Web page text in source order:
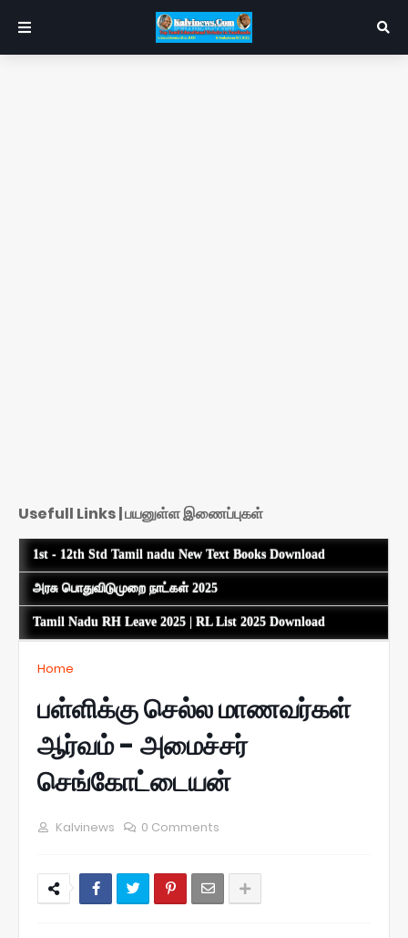
Usefull Links | பயனுள்ள இணைப்புகள்
1st - 12th Std Tamil nadu New Text Books Download
அரசு பொதுவிடுமுறை நாட்கள் 2025
Tamil Nadu RH Leave 2025 | RL List 2025 Download
Home
பள்ளிக்கு செல்ல மாணவர்கள்
ஆர்வம் - அமைச்சர்
செங்கோட்டையன்
Kalvinews 0 Comments